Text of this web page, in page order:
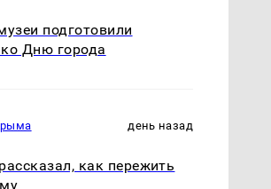
подготовили
Дню города
день назад
как пережить